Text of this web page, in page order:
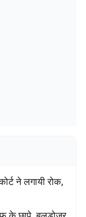
ने लगायी रोक,